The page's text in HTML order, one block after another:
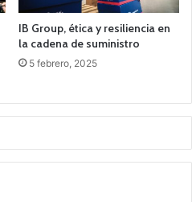
IB Group, ética y resiliencia en
la cadena de suministro
5 febrero, 2025